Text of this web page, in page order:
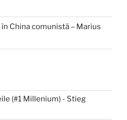
China comunistă – Marius
(#1 Millenium) - Stieg